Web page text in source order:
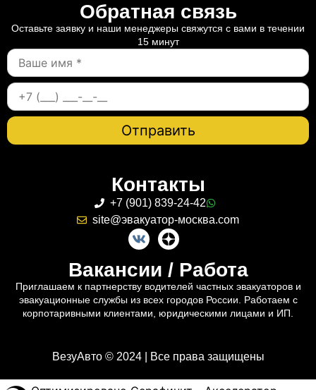
Обратная связь
Оставьте заявку и наши менеджеры свяжутся с вами в течении
15 минут
Контакты
+7 (901) 839-24-42
site@эвакуатор-москва.com
Вакансии / Работа
Приглашаем к партнерству водителей частных эвакуаторов и
эвакуационные службы из всех городов России. Работаем с
корпотаривными клиентами, юридическими лицами и ИП.
ВезуАвто © 2024 | Все права защищены